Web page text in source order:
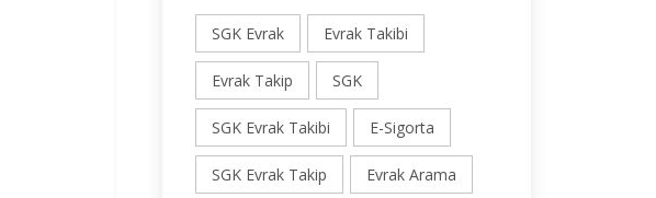
SGK Evrak Evrak Takibi
Evrak Takip SGK
SGK Evrak Takibi E-Sigorta
SGK Evrak Takip Evrak Arama